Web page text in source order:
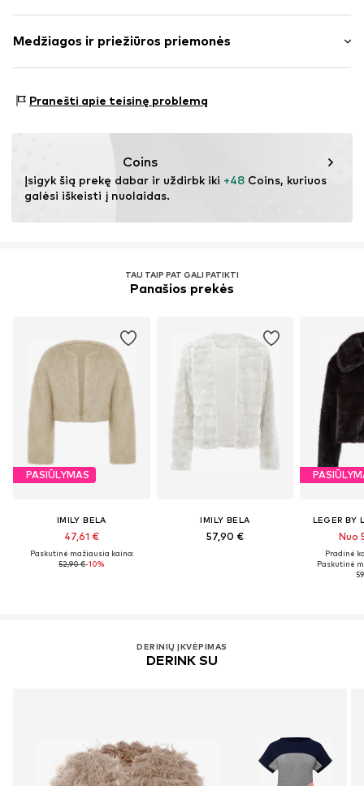
Vidinis
Be sagties
Prekės Nr. IBE0224002000001
Medžiagos ir priežiūros priemonės
Pamušalas: 100% Poliesteris – PES
Pranešti apie teisinę problemą
Coins
Įsigyk šią prekę dabar ir uždirbk iki +48 Coins, kuriuos
galėsi iškeisti į nuolaidas.
TAU TAIP PAT GALI PATIKTI
Panašios prekės
PASIŪLYMAS
IMILY BELA
47,61 €
Paskutinė mažiausia kaina:
52,90 €-10%
IMILY BELA
57,90 €
LEGER BY
Nuo
Pradinė
Paskutinė
DERINIŲ ĮKVĖPIMAS
DERINK SU